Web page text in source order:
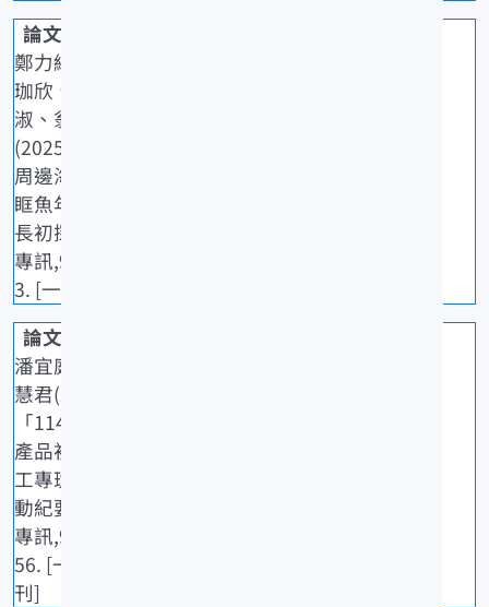
鄭力綺、何
珈欣、吳伊
淑、翁進興
(2025)臺灣
周邊海域眼
眶魚年齡成
長初探.水試
專訊,92: 6-1
3. [一般期刊]
潘宜庭、蔡
慧君(2025)
「114年度水
產品初級加
工專班」活
動紀要.水試
專訊,92: 54-
56. [一般期
刊]